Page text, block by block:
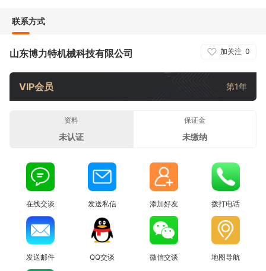
联系方式
加关注 0
山东博力特机械科技有限公司
VIP会员 第1年
资料
未认证
保证金
未缴纳
在线交谈 发送私信 添加好友 拨打电话
发送邮件 QQ交谈 微信交谈 地图导航